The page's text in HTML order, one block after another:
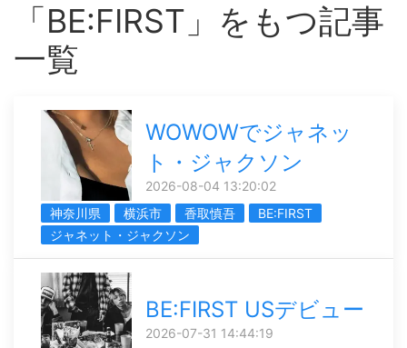
「BE:FIRST」をもつ記事
一覧
WOWOWでジャネッ
ト・ジャクソン
2026-08-04 13:20:02
神奈川県
横浜市 香取慎吾
BE:FIRST
ジャネット・ジャクソン
BE:FIRST USデビュー
2026-07-31 14:44:19